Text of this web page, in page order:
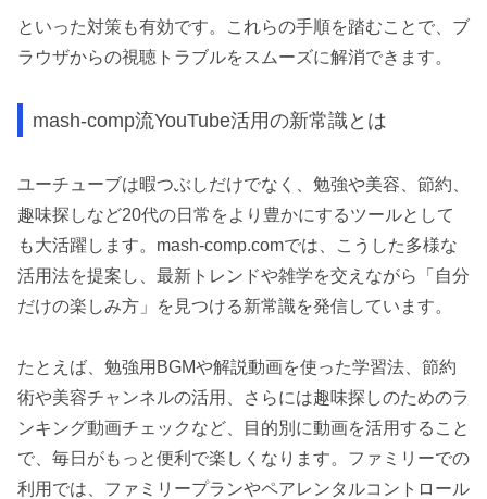
といった対策も有効です。これらの手順を踏むことで、ブ
ラウザからの視聴トラブルをスムーズに解消できます。
mash-comp流YouTube活用の新常識とは
ユーチューブは暇つぶしだけでなく、勉強や美容、節約、
趣味探しなど20代の日常をより豊かにするツールとして
も大活躍します。mash-comp.comでは、こうした多様な
活用法を提案し、最新トレンドや雑学を交えながら「自分
だけの楽しみ方」を見つける新常識を発信しています。
たとえば、勉強用BGMや解説動画を使った学習法、節約
術や美容チャンネルの活用、さらには趣味探しのためのラ
ンキング動画チェックなど、目的別に動画を活用すること
で、毎日がもっと便利で楽しくなります。ファミリーでの
利用では、ファミリープランやペアレンタルコントロール